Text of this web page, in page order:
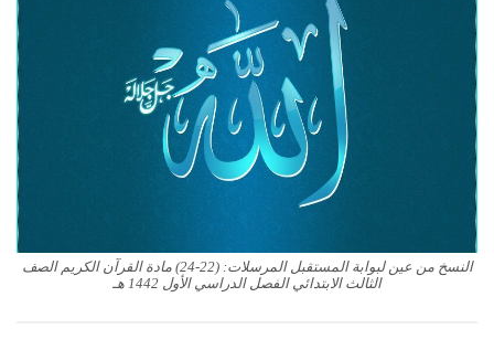
النسخ من عين لبوابة المستقبل المرسلات: (22-24) مادة القرآن الكريم الصف
الثالث الابتدائي الفصل الدراسي الأول 1442 هـ